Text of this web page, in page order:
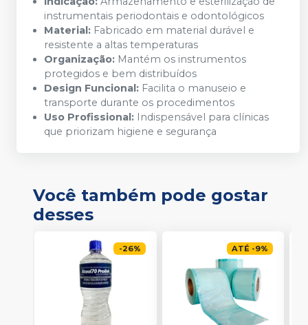
instrumentais periodontais e odontológicos
Material: Fabricado em material durável e
resistente a altas temperaturas
Organização: Mantém os instrumentos
protegidos e bem distribuídos
Design Funcional: Facilita o manuseio e
transporte durante os procedimentos
Uso Profissional: Indispensável para clínicas
que priorizam higiene e segurança
Você também pode gostar
desses
-26% ATÉ -9%